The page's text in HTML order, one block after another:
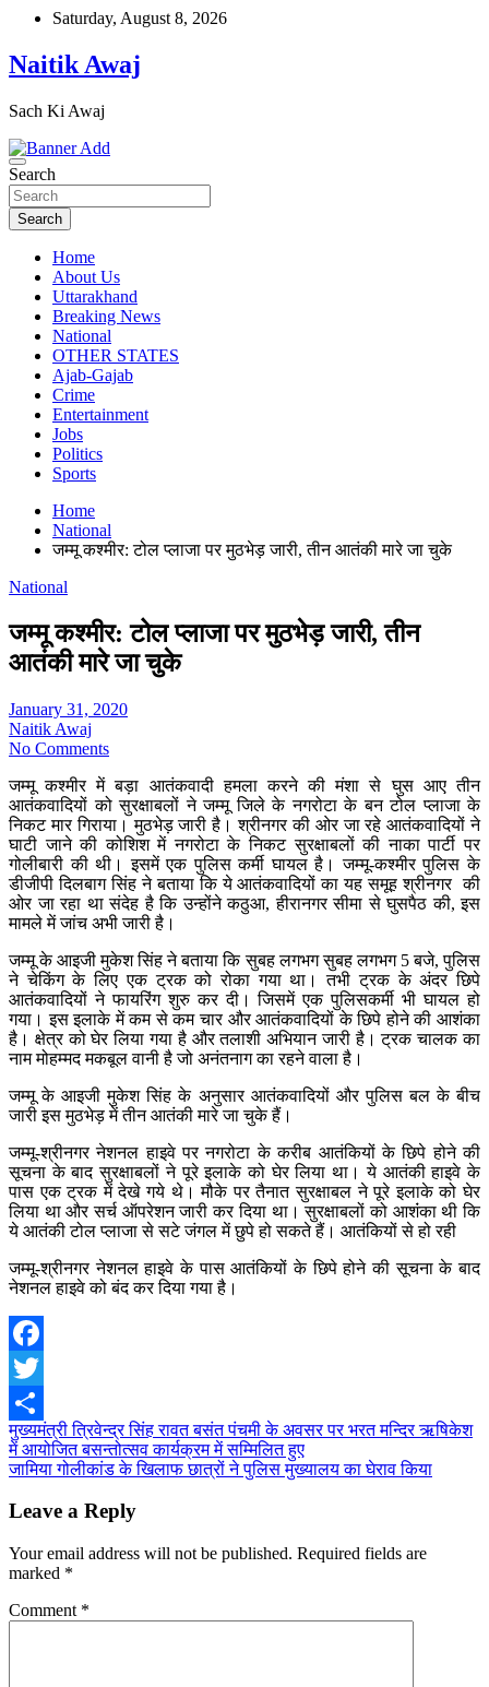
Skip
content
Saturday, August 8, 2026
Naitik Awaj
Sach Ki Awaj
Search
Search
Home
About Us
Uttarakhand
Breaking News
National
OTHER STATES
Ajab-Gajab
Crime
Entertainment
Jobs
Politics
Sports
Home
National
जम्मू कश्मीर: टोल प्लाजा पर मुठभेड़ जारी, तीन आतंकी मारे जा चुके
National
जम्मू कश्मीर: टोल प्लाजा पर मुठभेड़ जारी, तीन
आतंकी मारे जा चुके
January 31, 2020
Naitik Awaj
No Comments
जम्मू कश्मीर में बड़ा आतंकवादी हमला करने की मंशा से घुस आए तीन
आतंकवादियों को सुरक्षाबलों ने जम्मू जिले के नगरोटा के बन टोल प्लाजा के
निकट मार गिराया। मुठभेड़ जारी है। श्रीनगर की ओर जा रहे आतंकवादियों ने
घाटी जाने की कोशिश में नगरोटा के निकट सुरक्षाबलों की नाका पार्टी पर
गोलीबारी की थी। इसमें एक पुलिस कर्मी घायल है। जम्मू-कश्मीर पुलिस के
डीजीपी दिलबाग सिंह ने बताया कि ये आतंकवादियों का यह समूह श्रीनगर की
ओर जा रहा था संदेह है कि उन्होंने कठुआ, हीरानगर सीमा से घुसपैठ की, इस
मामले में जांच अभी जारी है।
जम्मू के आइजी मुकेश सिंह ने बताया कि सुबह लगभग सुबह लगभग 5 बजे, पुलिस
ने चेकिंग के लिए एक ट्रक को रोका गया था। तभी ट्रक के अंदर छिपे
आतंकवादियों ने फायरिंग शुरु कर दी। जिसमें एक पुलिसकर्मी भी घायल हो
गया। इस इलाके में कम से कम चार और आतंकवादियों के छिपे होने की आशंका
है। क्षेत्र को घेर लिया गया है और तलाशी अभियान जारी है। ट्रक चालक का
नाम मोहम्मद मकबूल वानी है जो अनंतनाग का रहने वाला है।
जम्‍मू के आइजी मुकेश सिंह के अनुसार आतंकवादियों और पुलिस बल के बीच
जारी इस मुठभेड़ में तीन आतंकी मारे जा चुके हैं।
जम्मू-श्रीनगर नेशनल हाइवे पर नगरोटा के करीब आतंकियों के छिपे होने की
सूचना के बाद सुरक्षाबलों ने पूरे इलाके को घेर लिया था । ये आतंकी हाइवे के
पास एक ट्रक में देखे गये थे। मौके पर तैनात सुरक्षाबल ने पूरे इलाके को घेर
लिया था और सर्च ऑपरेशन जारी कर दिया था। सुरक्षाबलों को आशंंका थी कि
ये आतंकी टोल प्लाजा से सटे जंगल में छुपे हो सकते हैं। आतंकियों से हो रही
जम्मू-श्रीनगर नेशनल हाइवे के पास आ‍तंकियों के छिपे होने की सूचना के बाद
नेशनल हाइवे को बंद कर दिया गया है।
Facebook
Twitter
Share
Post
navigation
मुख्यमंत्री त्रिवेन्द्र सिंह रावत बसंत पंचमी के अवसर पर भरत मन्दिर ऋषिकेश
में आयोजित बसन्तोत्सव कार्यक्रम में सम्मिलित हुए
जामिया गोलीकांड के खिलाफ छात्रों ने पुलिस मुख्यालय का घेराव किया
Leave a Reply
Your email address will not be published. Required fields are
marked *
Comment *